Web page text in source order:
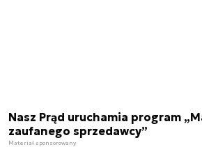
Nasz Prąd uruchamia program
zaufanego sprzedawcy”
Materiał sponsorowany